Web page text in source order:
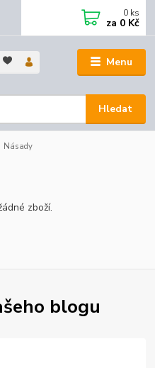
Menu
Hledat
0 ks
za 0 Kč
Násady
zboží.
blogu